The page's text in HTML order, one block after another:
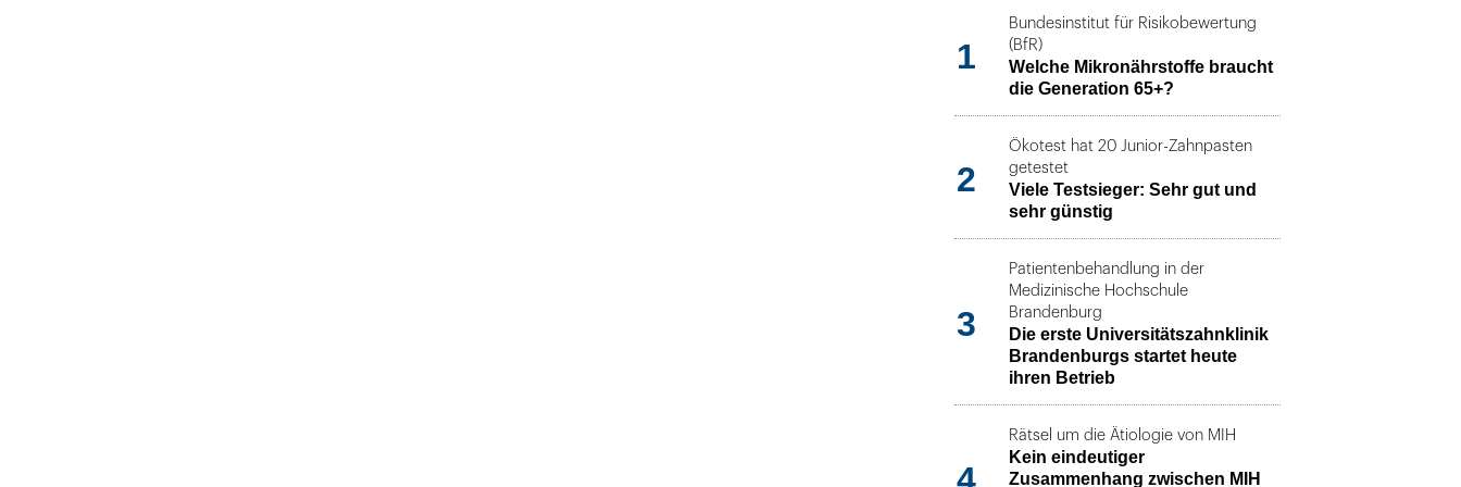
1
Bundesinstitut für Risikobewertung
(BfR)
Welche Mikronährstoffe braucht
die Generation 65+?
2
Ökotest hat 20 Junior-Zahnpasten
getestet
Viele Testsieger: Sehr gut und
sehr günstig
3
Patientenbehandlung in der
Medizinische Hochschule
Brandenburg
Die erste Universitätszahnklinik
Brandenburgs startet heute
ihren Betrieb
4
Rätsel um die Ätiologie von MIH
Kein eindeutiger
Zusammenhang zwischen MIH